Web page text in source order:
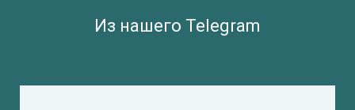
Из нашего Telegram